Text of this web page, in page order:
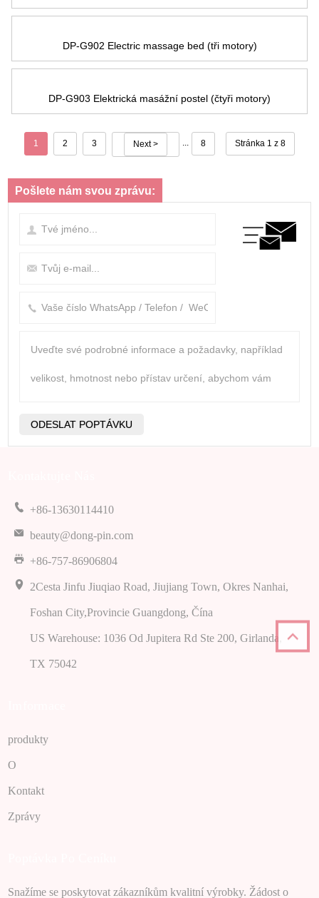
DP-G902 Electric massage bed (tři motory)
DP-G903 Elektrická masážní postel (čtyři motory)
1 2 3 Next > 8 Stránka 1 z 8
Pošlete nám svou zprávu:
+86-13630114410
beauty@dong-pin.com
+86-757-86906804
2Cesta Jinfu Jiuqiao Road, Jiujiang Town, Okres Nanhai,
Foshan City,Provincie Guangdong, Čína
US Warehouse: 1036 Od Jupitera Rd Ste 200, Girlanda,
TX 75042
produkty
O
Kontakt
Zprávy
Snažíme se poskytovat zákazníkům kvalitní výrobky. Žádost o